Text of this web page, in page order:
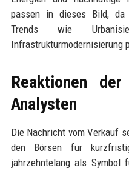
passen in dieses Bild,
Trends wie
Infrastrukturmodernisierung
Reaktionen der
Analysten
Die Nachricht vom Verkauf
den Börsen für
jahrzehntelang als Symbol